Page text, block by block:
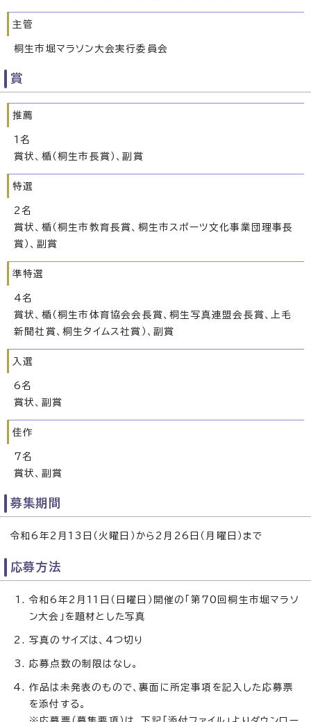
主管
桐生市堀マラソン大会実行委員会
賞
推薦
1名
賞状、楯（桐生市長賞）、副賞
特選
2名
賞状、楯（桐生市教育長賞、桐生市スポーツ文化事業団理事長
賞）、副賞
準特選
4名
賞状、楯（桐生市体育協会会長賞、桐生写真連盟会長賞、上毛
新聞社賞、桐生タイムス社賞）、副賞
入選
6名
賞状、副賞
佳作
7名
賞状、副賞
募集期間
令和6年2月13日（火曜日）から2月26日（月曜日）まで
応募方法
令和6年2月11日（日曜日）開催の「第70回桐生市堀マラソ
ン大会」を題材とした写真
写真のサイズは、4つ切り
応募点数の制限はなし。
作品は未発表のもので、裏面に所定事項を記入した応募票
を添付する。